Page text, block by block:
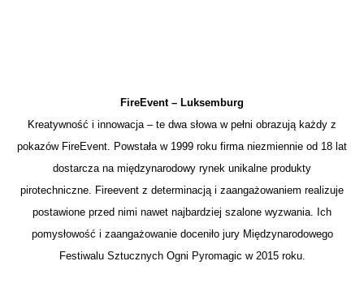
FireEvent – Luksemburg
Kreatywność i innowacja – te dwa słowa w pełni obrazują każdy z
pokazów FireEvent. Powstała w 1999 roku firma niezmiennie od 18 lat
dostarcza na międzynarodowy rynek unikalne produkty
pirotechniczne. Fireevent z determinacją i zaangażowaniem realizuje
postawione przed nimi nawet najbardziej szalone wyzwania. Ich
pomysłowość i zaangażowanie doceniło jury Międzynarodowego
Festiwalu Sztucznych Ogni Pyromagic w 2015 roku.